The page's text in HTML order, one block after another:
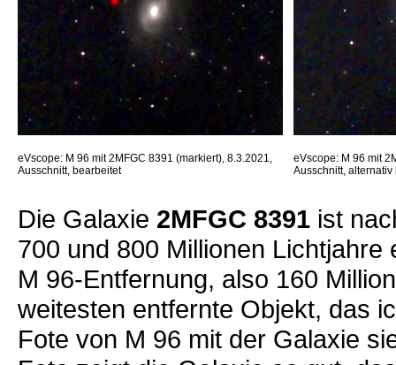
eVscope: M 96 mit 2MFGC 8391 (markiert), 8.3.2021,
Ausschnitt, bearbeitet
eVscope: M 96 mit
Ausschnitt, alternativ
Die Galaxie 2MFGC 8391 ist
700 und 800 Millionen
M 96-Entfernung, also 160
weitesten entfernte Objekt, das
Fote von M 96 mit der Galaxie